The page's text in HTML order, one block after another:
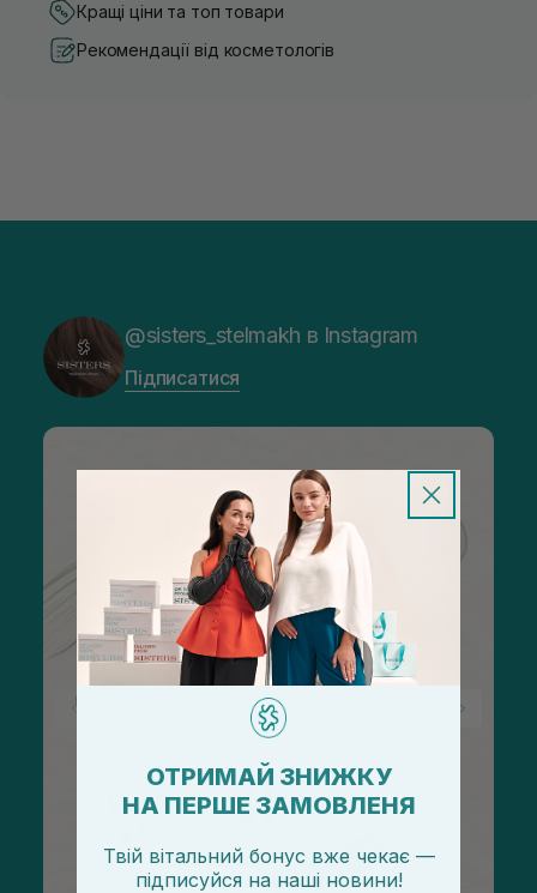
Кращі ціни та топ товари
Рекомендації від косметологів
@sisters_stelmakh в Instagram
Підписатися
ОТРИМАЙ ЗНИЖКУ
НА ПЕРШЕ ЗАМОВЛЕНЯ
Твій вітальний бонус вже чекає —
підписуйся на наші новини!